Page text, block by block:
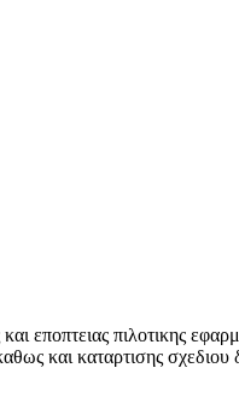
πιλοτικης
και καταρτισης σχεδιου